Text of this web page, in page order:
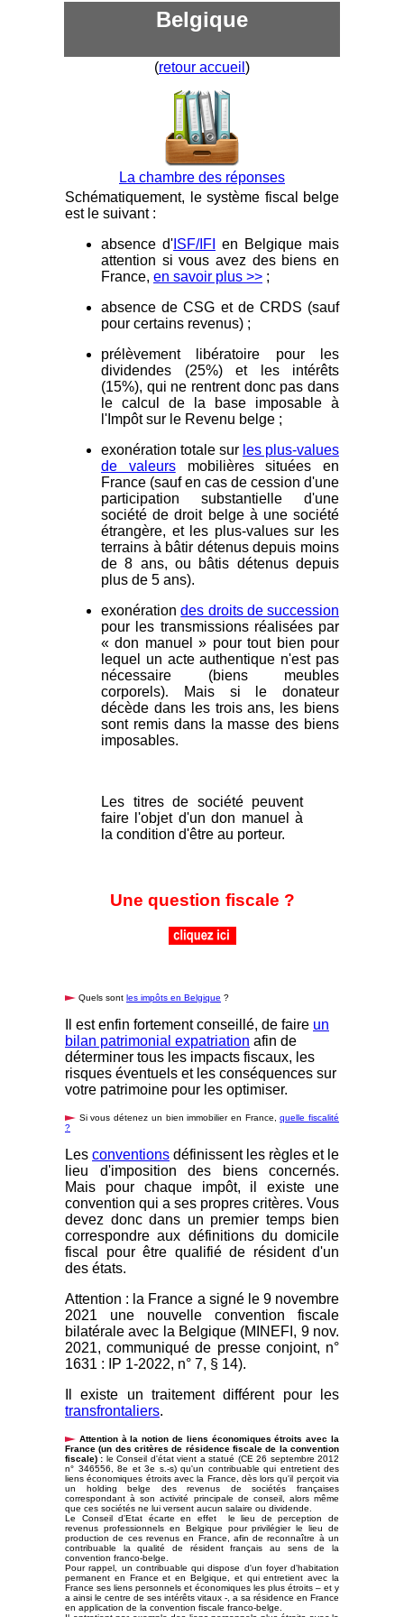
Belgique
(retour accueil )
La chambre des réponses
Schématiquement, le système fiscal belge
est le suivant :
absence d' ISF/IFI
en Belgique mais
attention si vous avez des biens en
France, en savoir plus >> ;
absence de CSG et de CRDS (sauf
pour certains revenus) ;
prélèvement libératoire pour les
dividendes (25%) et les intérêts
(15%), qui ne rentrent donc pas dans
le calcul de la base imposable à
l'Impôt sur le Revenu belge ;
exonération totale sur les plus-values
de valeursmobilières situées en
France (sauf en cas de cession d'une
participation substantielle d'une
société de droit belge à une société
étrangère, et les plus-values sur les
terrains à bâtir détenus depuis moins
de 8 ans, ou bâtis détenus depuis
plus de 5 ans).
exonérationdes droits de succession
pour les transmissions réalisées par
« don manuel » pour tout bien pour
lequel un acte authentique n'est pas
nécessaire (biens meubles
corporels).
Mais si le donateur
décède dans les trois ans, les biens
sont remis dans la masse des biens
imposables.
Les titres de société peuvent
faire l'objet d'un don manuel à
la condition d'être au porteur.
Une question fiscale ?
Quels sont les impôts en Belgique ?
Il est enfin fortement conseillé, de faire un
bilan patrimonial expatriation afin de
déterminer tous les impacts fiscaux, les
risques éventuels et les conséquences sur
votre patrimoine pour les optimiser.
Si vous détenez un bien immobilier en France,quelle fiscalité
?
Les conventions définissent les règles et le
lieu d'imposition des biens concernés.
Mais pour chaque impôt, il existe une
convention qui a ses propres critères. Vous
devez donc dans un premier temps bien
correspondre aux définitions du domicile
fiscal pour être qualifié de résident d'un
des états.
Attention : la France a signé le 9 novembre
2021 une nouvelle convention fiscale
bilatérale avec la Belgique (MINEFI, 9 nov.
2021, communiqué de presse conjoint, n°
1631 : IP 1-2022, n° 7, § 14).
Il existe un traitement différent pour les
transfrontaliers.
Attention à la notion de liens économiques étroits avec la
France (un des critères de résidence fiscale de la convention
fiscale) : le Conseil d'état vient a statué (CE 26 septembre 2012
n° 346556, 8e et 3e s.-s) qu'un contribuable qui entretient des
liens économiques étroits avec la France, dès lors qu'il perçoit via
un holding belge des revenus de sociétés françaises
correspondant à son activité principale de conseil, alors même
que ces sociétés ne lui versent aucun salaire ou dividende.
Le Conseil d'Etat écarte en effet le lieu de perception de
revenus professionnels en Belgique pour privilégier le lieu de
production de ces revenus en France, afin de reconnaître à un
contribuable la qualité de résident français au sens de la
convention franco-belge.
Pour rappel, un contribuable qui dispose d'un foyer d'habitation
permanent en France et en Belgique, et qui entretient avec la
France ses liens personnels et économiques les plus étroits – et y
a ainsi le centre de ses intérêts vitaux -, a sa résidence en France
en application de la convention fiscale franco-belge.